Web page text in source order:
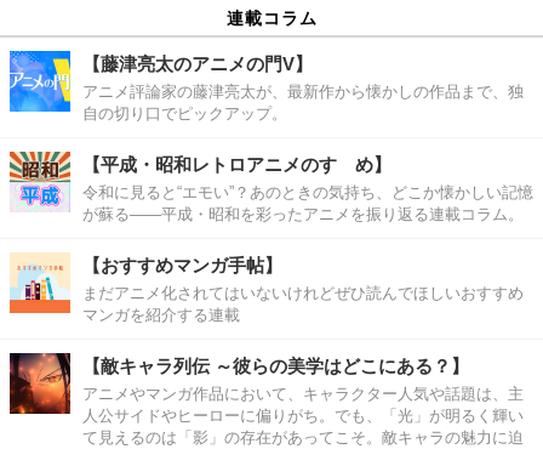
連載コラム
【藤津亮太のアニメの門V】
アニメ評論家の藤津亮太が、最新作から懐かしの作品まで、独
自の切り口でピックアップ。
【平成・昭和レトロアニメのすゝめ】
令和に見ると“エモい”？あのときの気持ち、どこか懐かしい記憶
が蘇る――平成・昭和を彩ったアニメを振り返る連載コラム。
【おすすめマンガ手帖】
まだアニメ化されてはいないけれどぜひ読んでほしいおすすめ
マンガを紹介する連載
【敵キャラ列伝 ～彼らの美学はどこにある？】
アニメやマンガ作品において、キャラクター人気や話題は、主
人公サイドやヒーローに偏りがち。でも、「光」が明るく輝い
て見えるのは「影」の存在があってこそ。敵キャラの魅力に迫